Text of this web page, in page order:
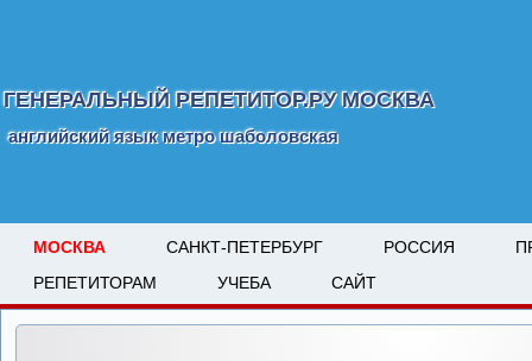
ГЕНЕРАЛЬНЫЙ РЕПЕТИТОР.РУ МОСКВА
английский язык метро шаболовская
МОСКВА САНКТ-ПЕТЕРБУРГ РОССИЯ
РЕПЕТИТОРАМ
УЧЕБА САЙТ